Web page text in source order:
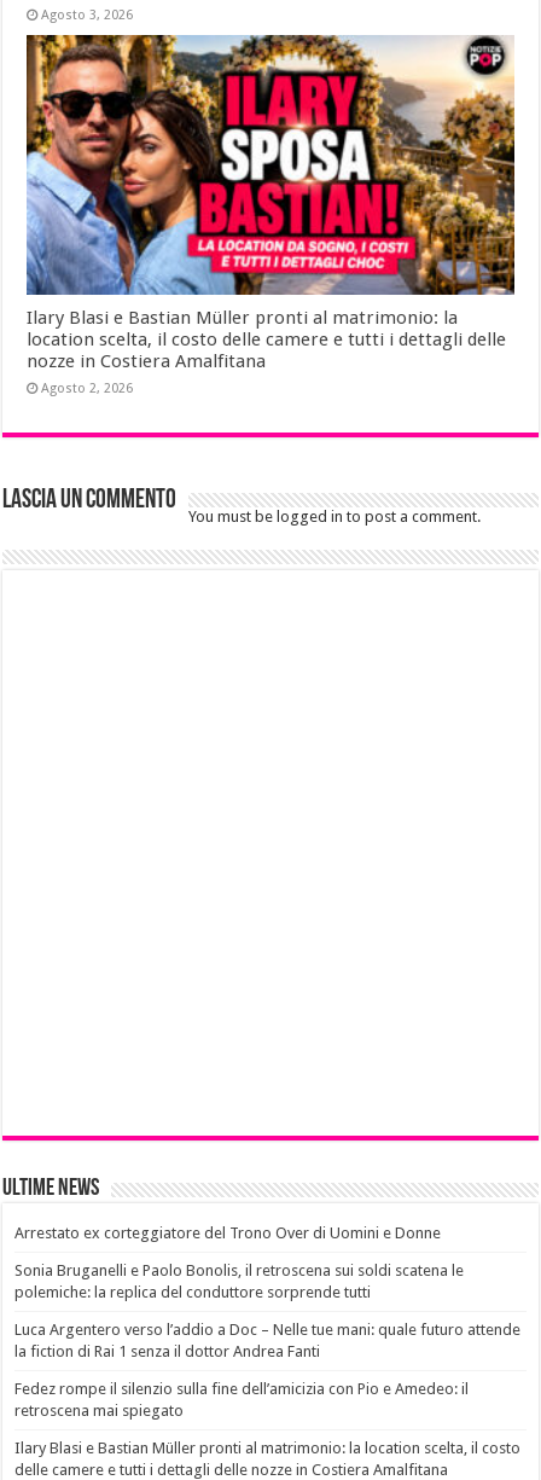
Agosto 3, 2026
Ilary Blasi e Bastian Müller pronti al matrimonio: la
location scelta, il costo delle camere e tutti i dettagli delle
nozze in Costiera Amalfitana
Agosto 2, 2026
Lascia un commento
You must be logged in to post a comment.
Ultime News
Arrestato ex corteggiatore del Trono Over di Uomini e Donne
Sonia Bruganelli e Paolo Bonolis, il retroscena sui soldi scatena le
polemiche: la replica del conduttore sorprende tutti
Luca Argentero verso l’addio a Doc – Nelle tue mani: quale futuro attende
la fiction di Rai 1 senza il dottor Andrea Fanti
Fedez rompe il silenzio sulla fine dell’amicizia con Pio e Amedeo: il
retroscena mai spiegato
Ilary Blasi e Bastian Müller pronti al matrimonio: la location scelta, il costo
delle camere e tutti i dettagli delle nozze in Costiera Amalfitana